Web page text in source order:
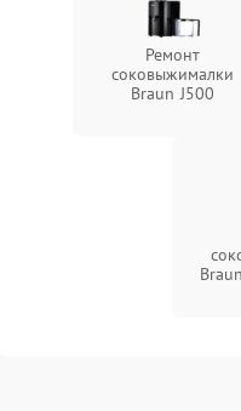
Ремонт
соковыжималки
Braun J500